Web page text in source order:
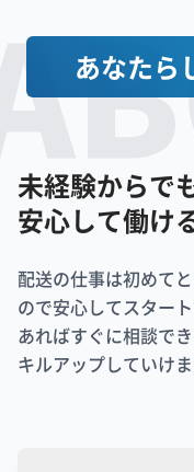
あなたら
未経験からで
安心して働け
配送の仕事は初めて
ので安心してスター
あればすぐに相談で
キルアップしていけま